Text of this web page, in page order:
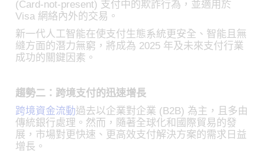
(Card-not-present) 支付中的欺詐行為，並適用於
Visa 網絡內外的交易。
新一代人工智能在使支付生態系統更安全、智能且無
縫方面的潛力無窮，將成為 2025 年及未來支付行業
成功的關鍵因素。
趨勢二：跨境支付的迅速增長
跨境資金流動過去以企業對企業 (B2B) 為主，且多由
傳統銀行處理。然而，隨著全球化和國際貿易的發
展，市場對更快速、更高效支付解決方案的需求日益
增長。